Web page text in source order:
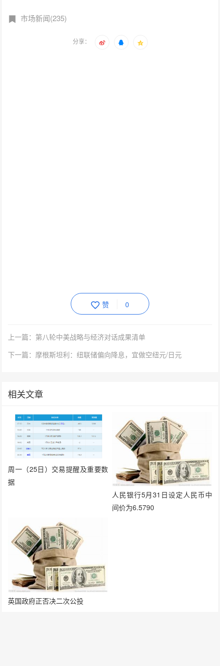
市场新闻(235)
分享：
赞 0
上一篇：第八轮中美战略与经济对话成果清单
下一篇：摩根斯坦利：纽联储偏向降息，宜做空纽元/日元
相关文章
周一（25日）交易提醒及重要数
据
人民银行5月31日设定人民币中
间价为6.5790
英国政府正否决二次公投